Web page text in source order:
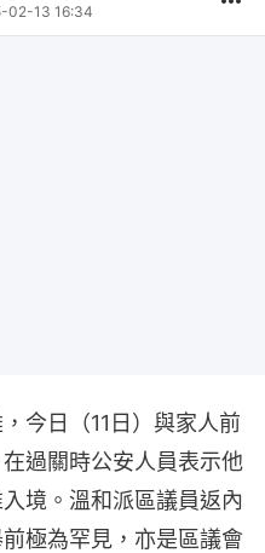
02-13 16:34
今日（11日）與家人前
過關時公安人員表示他
境。溫和派區議員返內
極為罕見，亦是區議會